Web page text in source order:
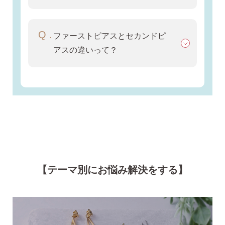
インスタライブで紹介したピアス
ピアス安心サポート
ファーストピアスとセカンドピ
アスの違いって？
【テーマ別にお悩み解決をする】